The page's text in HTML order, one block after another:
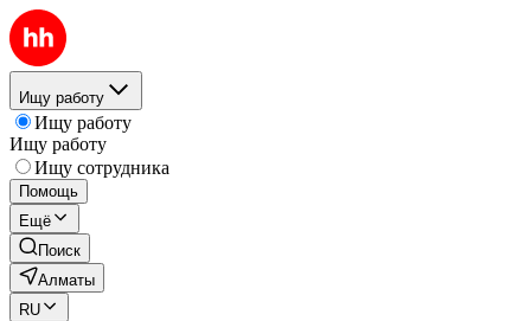
Ищу работу
Ищу работу
Ищу работу
Ищу сотрудника
Помощь
Ещё
Поиск
Алматы
RU